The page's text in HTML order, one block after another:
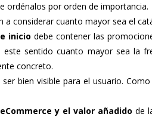
ordénalos por orden de importancia.
a considerar cuanto mayor sea el
inicio debe contener las
sentido cuanto mayor sea la
concreto.
ser bien visible para el usuario.
y el valor añadido de